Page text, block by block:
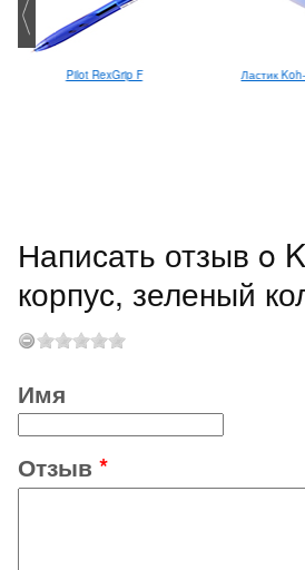
Pilot RexGrip F Ластик
Написать отзыв o
корпус, зеленый
Имя
Отзыв *